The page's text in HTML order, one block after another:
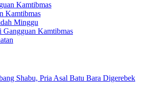
Kamtibmas
Kamtibmas
Minggu
Gangguan Kamtibmas
Shabu, Pria Asal Batu Bara Digerebek